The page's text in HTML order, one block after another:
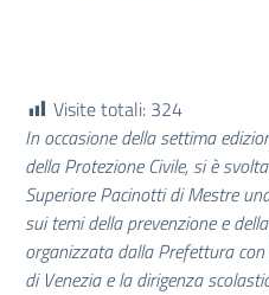
Visite totali: 324
In occasione della settima
della Protezione Civile, si è
Superiore Pacinotti di Mestre
sui temi della prevenzione e
organizzata dalla Prefettura
di Venezia e la dirigenza